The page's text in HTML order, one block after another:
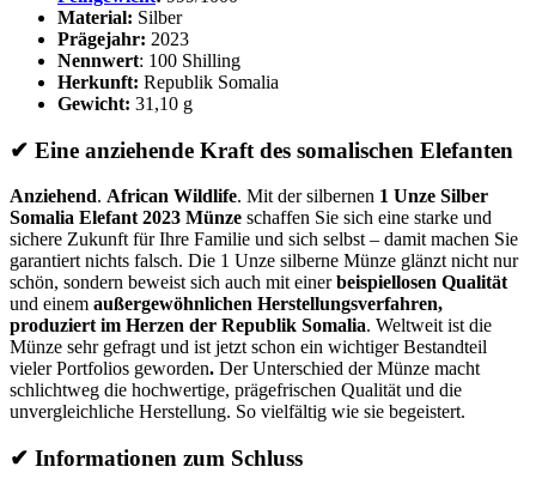
Material: Silber
Prägejahr: 2023
Nennwert: 100 Shilling
Herkunft: Republik Somalia
Gewicht: 31,10 g
✔ Eine anziehende Kraft des somalischen Elefanten
Anziehend. African Wildlife. Mit der silbernen 1 Unze Silber
Somalia Elefant 2023 Münze schaffen Sie sich eine starke und
sichere Zukunft für Ihre Familie und sich selbst – damit machen Sie
garantiert nichts falsch. Die 1 Unze silberne Münze glänzt nicht nur
schön, sondern beweist sich auch mit einerbeispiellosen Qualität
und einem außergewöhnlichen Herstellungsverfahren,
produziert im Herzen der Republik Somalia. Weltweit ist die
Münze sehr gefragt und ist jetzt schon ein wichtiger Bestandteil
vieler Portfolios geworden. Der Unterschied der Münze macht
schlichtweg die hochwertige, prägefrischen Qualität und die
unvergleichliche Herstellung. So vielfältig wie sie begeistert.
✔ Informationen zum Schluss